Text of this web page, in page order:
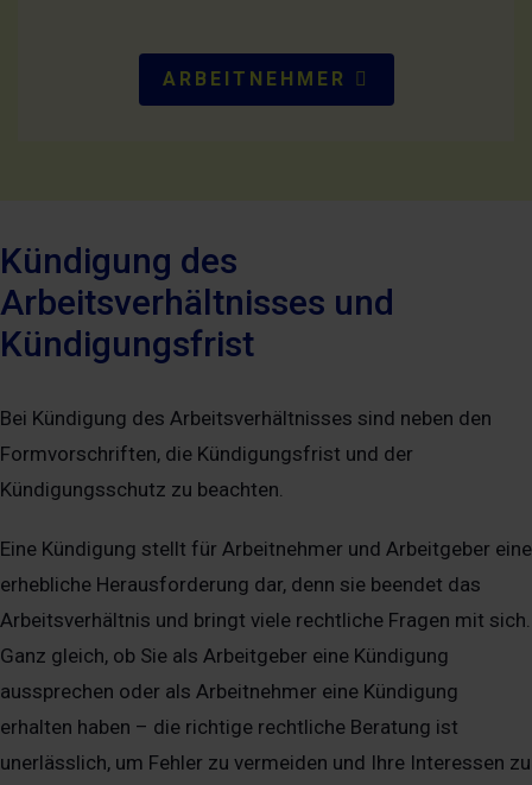
ARBEITNEHMER
Kündigung des
Arbeitsverhältnisses und
Kündigungsfrist
Bei Kündigung des Arbeitsverhältnisses sind neben den
Formvorschriften, die Kündigungsfrist und der
Kündigungsschutz zu beachten.
Eine Kündigung stellt für Arbeitnehmer und Arbeitgeber eine
erhebliche Herausforderung dar, denn sie beendet das
Arbeitsverhältnis und bringt viele rechtliche Fragen mit sich.
Ganz gleich, ob Sie als Arbeitgeber eine Kündigung
aussprechen oder als Arbeitnehmer eine Kündigung
erhalten haben – die richtige rechtliche Beratung ist
unerlässlich, um Fehler zu vermeiden und Ihre Interessen zu